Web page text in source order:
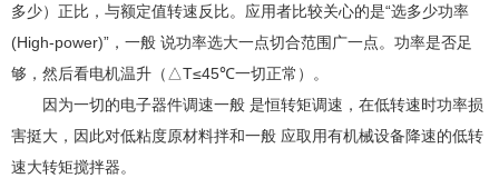
多少）正比，与额定值转速反比。应用者比较关心的是“选多少功率
(High-power)”，一般 说功率选大一点切合范围广一点。功率是否足
够，然后看电机温升（△T≤45℃一切正常）。
因为一切的电子器件调速一般 是恒转矩调速，在低转速时功率损
害挺大，因此对低粘度原材料拌和一般 应取用有机械设备降速的低转
速大转矩搅拌器。